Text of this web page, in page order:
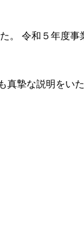
令和５年度事
摯な説明をい